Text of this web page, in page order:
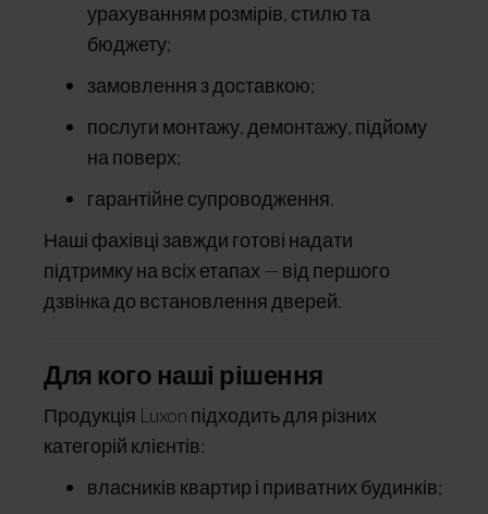
урахуванням розмірів, стилю та
бюджету;
замовлення з доставкою;
послуги монтажу, демонтажу, підйому
на поверх;
гарантійне супроводження.
Наші фахівці завжди готові надати
підтримку на всіх етапах — від першого
дзвінка до встановлення дверей.
Для кого наші рішення
Продукція Luxon підходить для різних
категорій клієнтів:
власників квартир і приватних будинків;